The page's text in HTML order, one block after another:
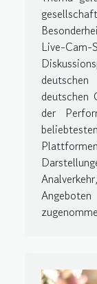
Live-
deutschen
der